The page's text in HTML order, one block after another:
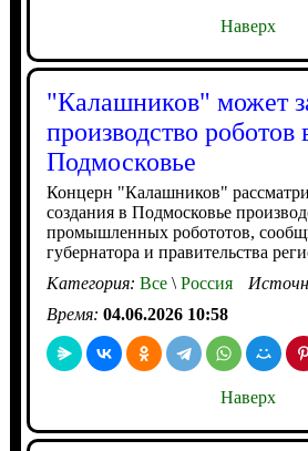
Наверх
"Калашников" может
производство роботов
Подмосковье
Концерн "Калашников"
создания в Подмосковье
промышленных робототов,
губернатора и правительства
Категория: Все\Россия
Время: 04.06.2026 10:58
Наверх